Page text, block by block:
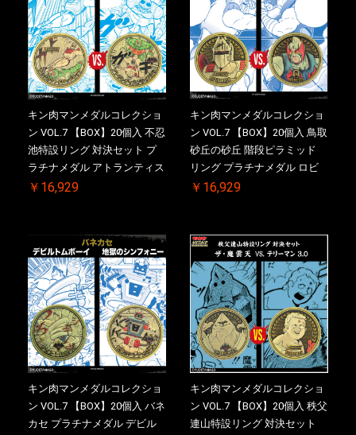
キン肉マンメダルコレクショ
ン VOL.7 【BOX】20個入 不忍
池特設リング 対決セット プ
ラチナメダル アトランティス
ドライバー VS.ネックカット
特典 】KIN(金)肉メダル(非売
品)付
￥16,929
キン肉マンメダルコレクショ
ン VOL.7 【BOX】20個入 鳥取
砂丘の砂丘 階段ピラミッド
リング プラチナメダル ロビ
ンマスク VS.ネメシス 初回シ
ル(非売品)付
￥16,929
キン肉マンメダルコレクショ
ン VOL.7 【BOX】20個入 バネ
カセ プラチナメダル デビル
キン肉マンメダルコレクショ
ン VOL.7 【BOX】20個入 秩父
連山特設リング 対決セット